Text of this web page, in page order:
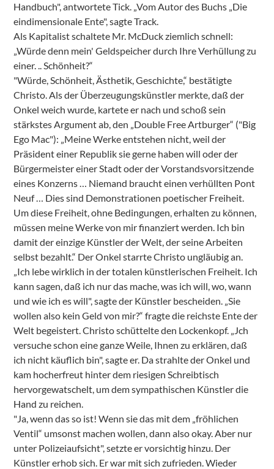
Handbuch", antwortete Tick. „Vom Autor des Buchs „Die
eindimensionale Ente", sagte Track.
Als Kapitalist schaltete Mr. McDuck ziemlich schnell:
„Würde denn mein' Geldspeicher durch Ihre Verhüllung zu
einer. .. Schönheit?“
"Würde, Schönheit, Ästhetik, Geschichte,“ bestätigte
Christo. Als der Überzeugungskünstler merkte, daß der
Onkel weich wurde, kartete er nach und schoß sein
stärkstes Argument ab, den „Double Free Artburger“ ("Big
Ego Mac"): „Meine Werke entstehen nicht, weil der
Präsident einer Republik sie gerne haben will oder der
Bürgermeister einer Stadt oder der Vorstandsvorsitzende
eines Konzerns … Niemand braucht einen verhüllten Pont
Neuf … Dies sind Demonstrationen poetischer Freiheit.
Um diese Freiheit, ohne Bedingungen, erhalten zu können,
müssen meine Werke von mir finanziert werden. Ich bin
damit der einzige Künstler der Welt, der seine Arbeiten
selbst bezahlt.“ Der Onkel starrte Christo ungläubig an.
„Ich lebe wirklich in der totalen künstlerischen Freiheit. Ich
kann sagen, daß ich nur das mache, was ich will, wo, wann
und wie ich es will", sagte der Künstler bescheiden. „Sie
wollen also kein Geld von mir?“ fragte die reichste Ente der
Welt begeistert. Christo schüttelte den Lockenkopf. „Jch
versuche schon eine ganze Weile, Ihnen zu erklären, daß
ich nicht käuflich bin", sagte er. Da strahlte der Onkel und
kam hocherfreut hinter dem riesigen Schreibtisch
hervorgewatschelt, um dem sympathischen Künstler die
Hand zu reichen.
"Ja, wenn das so ist! Wenn sie das mit dem „fröhlichen
Ventil“ umsonst machen wollen, dann also okay. Aber nur
unter Polizeiaufsicht", setzte er vorsichtig hinzu. Der
Künstler erhob sich. Er war mit sich zufrieden. Wieder